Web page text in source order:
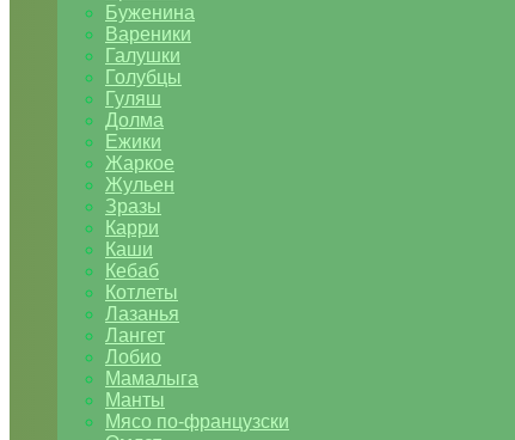
Буженина
Вареники
Галушки
Голубцы
Гуляш
Долма
Ежики
Жаркое
Жульен
Зразы
Карри
Каши
Кебаб
Котлеты
Лазанья
Лангет
Лобио
Мамалыга
Манты
Мясо по-французски